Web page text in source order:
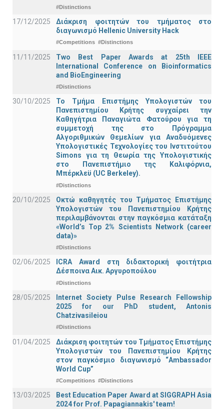
#Distinctions
17/12/2025
Διάκριση φοιτητών του τμήματος στο
διαγωνισμό Hellenic University Hack
#Competitions #Distinctions
11/11/2025
Two Best Paper Awards at 25th IEEE
International Conference on Bioinformatics
and BioEngineering
#Distinctions
30/10/2025
Το Τμήμα Επιστήμης Υπολογιστών του
Πανεπιστημίου Κρήτης συγχαίρει την
Καθηγήτρια Παναγιώτα Φατούρου για τη
συμμετοχή της στο Πρόγραμμα
Αλγοριθμικών Θεμελίων για Αναδυόμενες
Υπολογιστικές Τεχνολογίες του Ινστιτούτου
Simons για τη Θεωρία της Υπολογιστικής
στο Πανεπιστήμιο της Καλιφόρνια,
Μπέρκλεϋ (UC Berkeley).
#Distinctions
20/10/2025
Οκτώ καθηγητές του Τμήματος Επιστήμης
Υπολογιστών του Πανεπιστημίου Κρήτης
περιλαμβάνονται στην παγκόσμια κατάταξη
«World’s Top 2% Scientists Network (career
data)»
#Distinctions
02/06/2025
ICRA Award στη διδακτορική φοιτήτρια
Δέσποινα Αικ. Αργυροπούλου
#Distinctions
28/05/2025
Internet Society Pulse Research Fellowship
2025 for our PhD student, Antonis
Chatzivasileiou
#Distinctions
01/04/2025
Διάκριση φοιτητών του Τμήματος Επιστήμης
Υπολογιστών του Πανεπιστημίου Κρήτης
στον παγκόσμιο διαγωνισμό “Ambassador
World Cup”
#Competitions #Distinctions
13/03/2025
Best Education Paper Award at SIGGRAPH Asia
2024 for Prof. Papagiannakis' team!